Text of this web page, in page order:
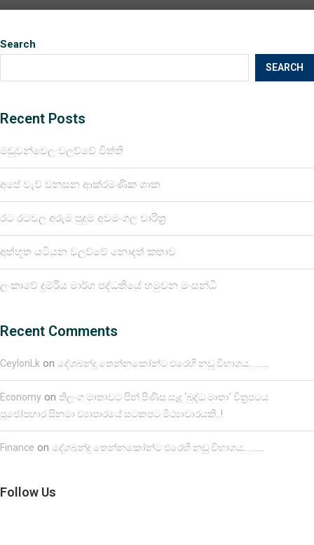
Search
SEARCH
Recent Posts
මඩුවන්වෙල වලව්වේ විත්ති
අපේ වැව් වනසන ආක්රමණික ශාක
රට රටවල අරුම පුදුම අවමංගල චාරිත්‍ර
අත්භූත යටියන වලව්වේ නොදත් කතාව
ලංකාවේ දුම්රිය මාර්ග පද්ධතියේ හමුවන මංසන්ධි
Recent Comments
CeylonLk on දේශබන්දු තෙන්නකෝන්ට එරෙහි නඩු විභාගය……….
Economy on තිලංග මාතාවට පින් පිණිස සෑදූ ‘බුද්ධ මාතා’ චිත්‍රපටය
පූජෝපහාර සිනමා ව්‍යාපාරයේ සටකපට මිථ්‍යාචාරයකි..!
Finance on දේශබන්දු තෙන්නකෝන්ට එරෙහි නඩු විභාගය……….
Follow Us